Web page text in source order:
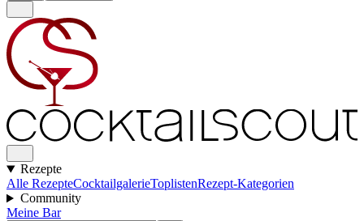
Rezepte
Alle RezepteCocktailgalerieToplistenRezept-Kategorien
Community
Meine Bar